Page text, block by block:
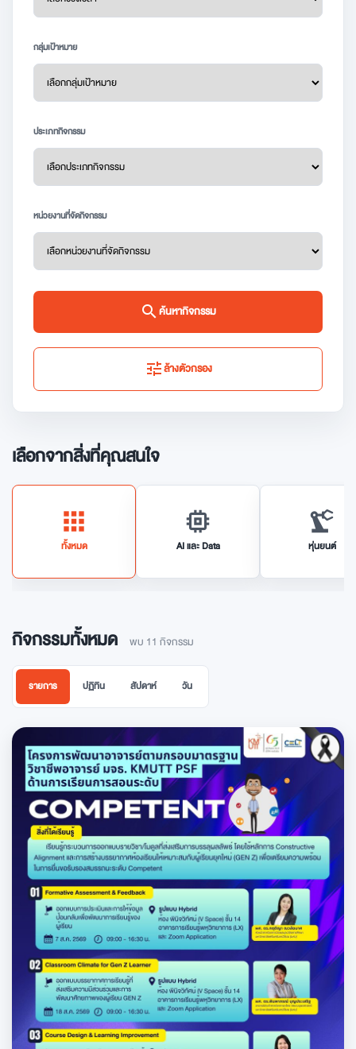
กลุ่มเป้าหมาย
ประเภทกิจกรรม
หน่วยงานที่จัดกิจกรรม
searchค้นหากิจกรรม
tuneล้างตัวกรอง
เลือกจากสิ่งที่คุณสนใจ
apps
ทั้งหมด
memory
AI และ Data
precision_manufacturing
หุ่นยนต์
กิจกรรมทั้งหมด พบ 11 กิจกรรม
รายการ ปฏิทิน สัปดาห์ วัน